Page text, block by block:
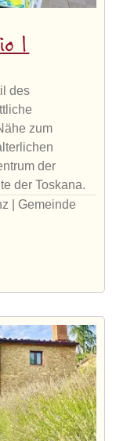
1
des
zum
der
der Toskana.
| Gemeinde